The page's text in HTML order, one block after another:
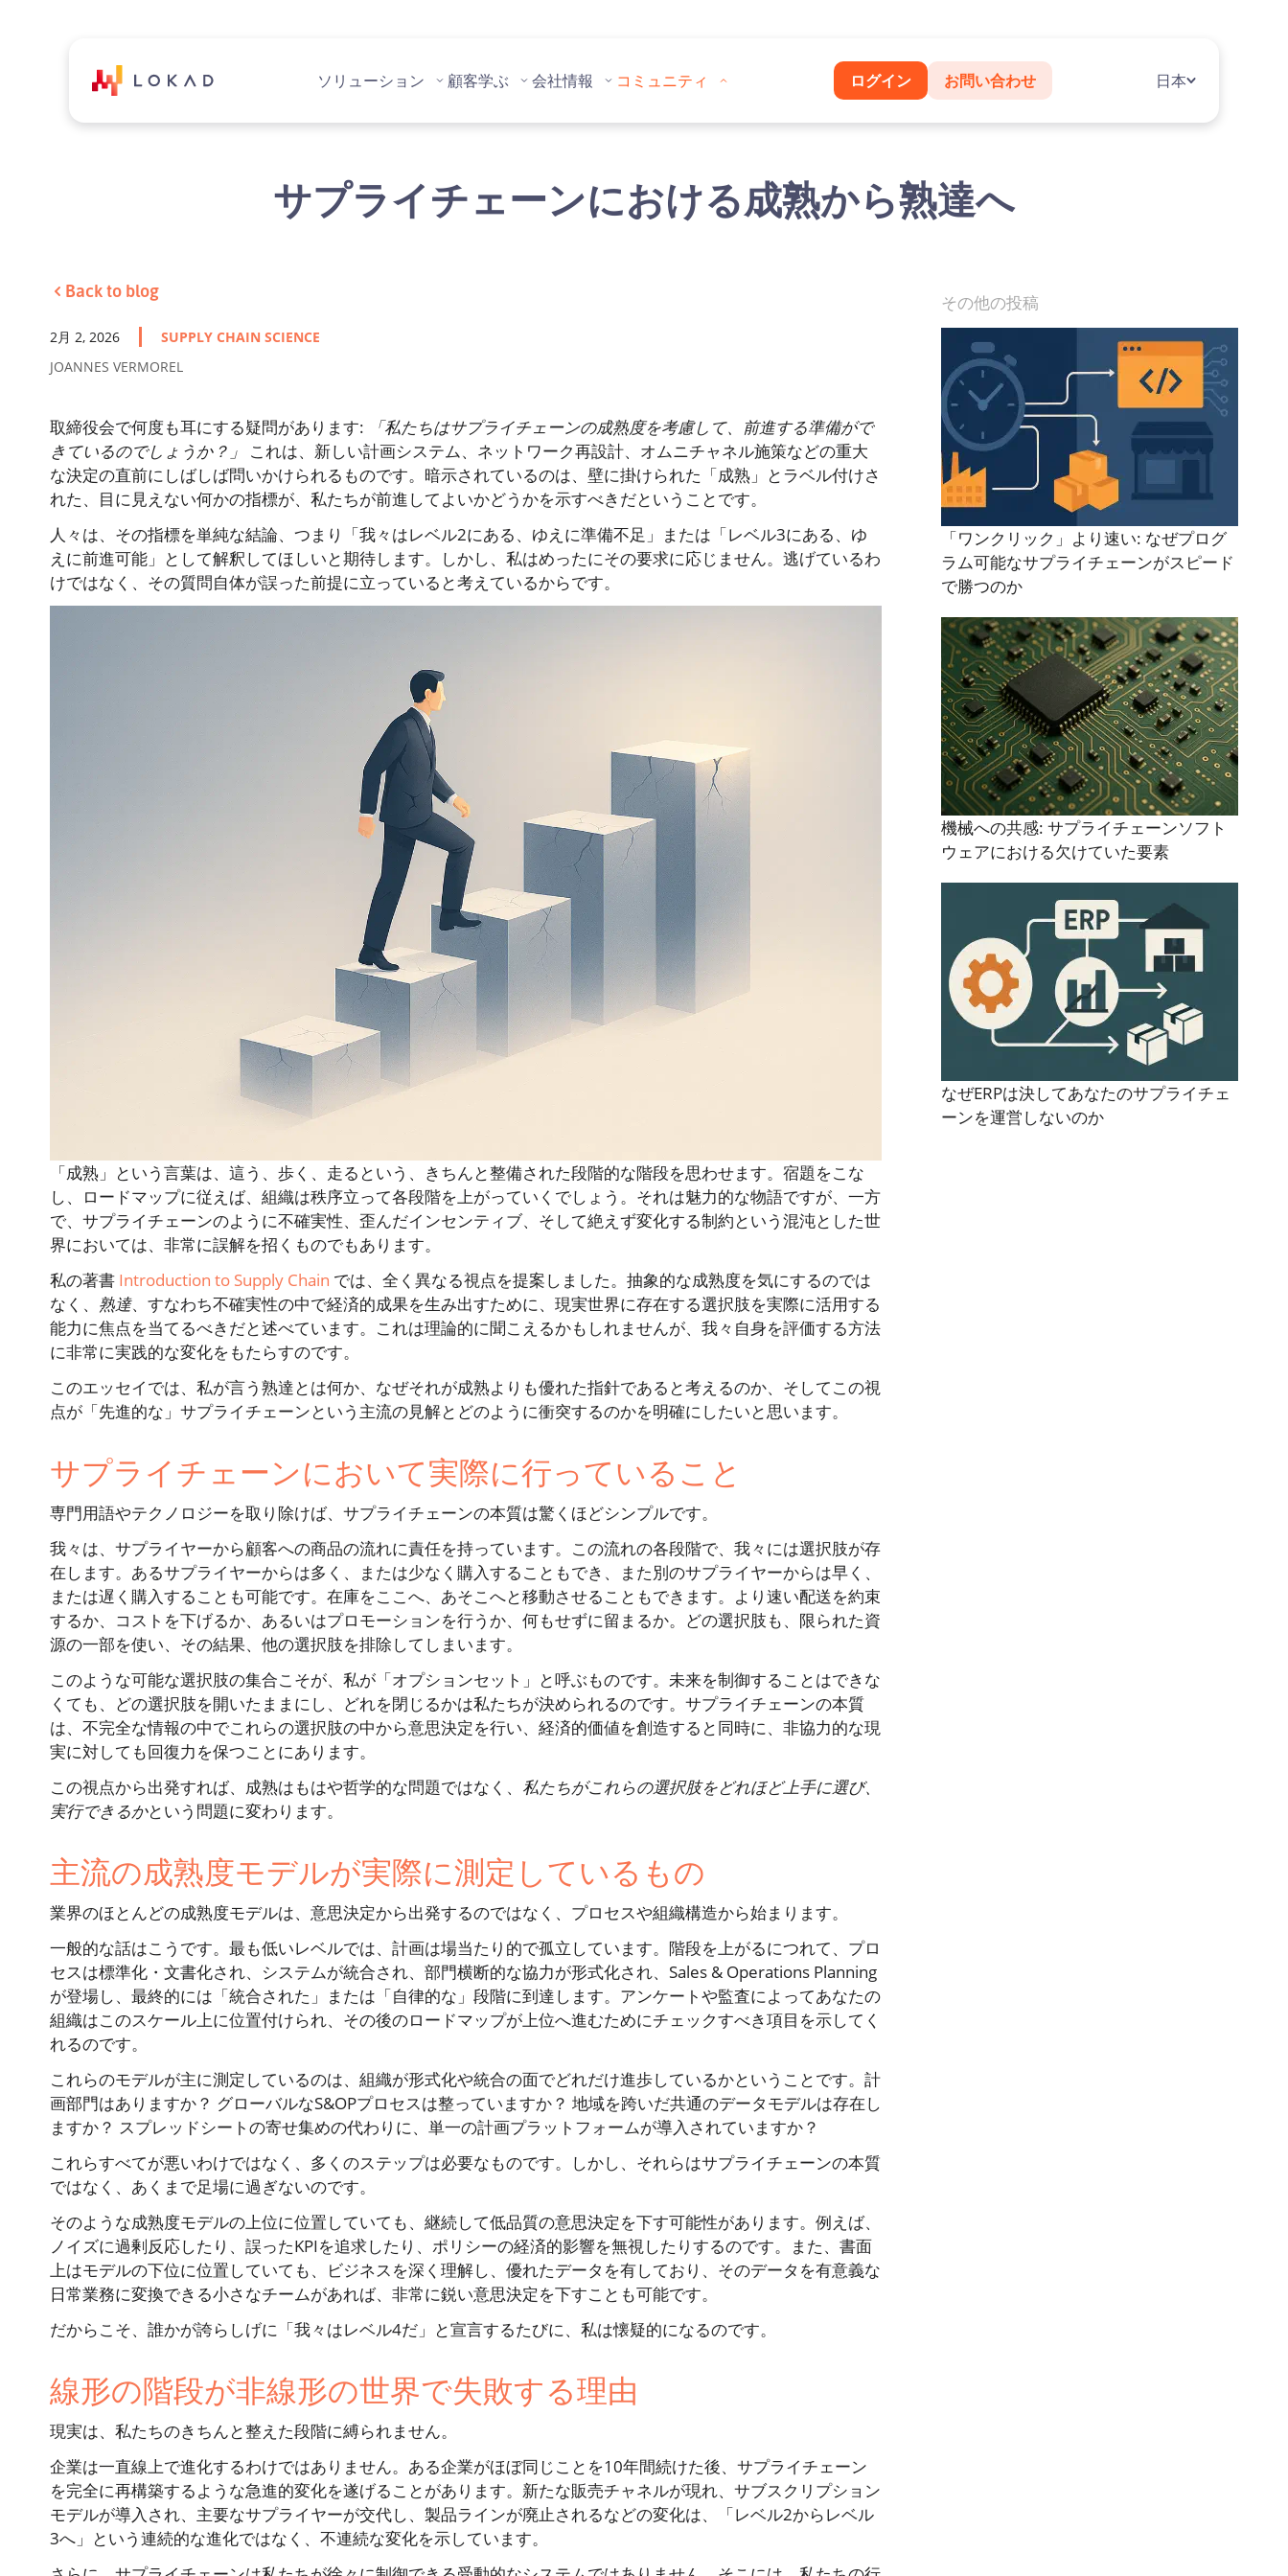
ソリューション 顧客学ぶ 会社情報 コミュニティ ログイン お問い合わせ 日本
サプライチェーンにおける成熟から熟達へ
Back to blog
2月 2, 2026
SUPPLY CHAIN SCIENCE
JOANNES VERMOREL
取締役会で何度も耳にする疑問があります:
「私たちはサプライチェーンの成熟度を考慮して、前進する準備がで
きているのでしょうか？」
これは、新しい計画システム、ネットワーク再設計、オムニチャネル施策などの重大
な決定の直前にしばしば問いかけられるものです。暗示されているのは、壁に掛けられた「成熟」とラベル付けさ
れた、目に見えない何かの指標が、私たちが前進してよいかどうかを示すべきだということです。
人々は、その指標を単純な結論、つまり「我々はレベル2にある、ゆえに準備不足」または「レベル3にある、ゆ
えに前進可能」として解釈してほしいと期待します。しかし、私はめったにその要求に応じません。逃げているわ
けではなく、その質問自体が誤った前提に立っていると考えているからです。
「成熟」という言葉は、這う、歩く、走るという、きちんと整備された段階的な階段を思わせます。宿題をこな
し、ロードマップに従えば、組織は秩序立って各段階を上がっていくでしょう。それは魅力的な物語ですが、一方
で、サプライチェーンのように不確実性、歪んだインセンティブ、そして絶えず変化する制約という混沌とした世
界においては、非常に誤解を招くものでもあります。
私の著書 Introduction to Supply Chain では、全く異なる視点を提案しました。抽象的な成熟度を気にするのでは
なく、 熟達、すなわち不確実性の中で経済的成果を生み出すために、現実世界に存在する選択肢を実際に活用する
能力に焦点を当てるべきだと述べています。これは理論的に聞こえるかもしれませんが、我々自身を評価する方法
に非常に実践的な変化をもたらすのです。
このエッセイでは、私が言う熟達とは何か、なぜそれが成熟よりも優れた指針であると考えるのか、そしてこの視
点が「先進的な」サプライチェーンという主流の見解とどのように衝突するのかを明確にしたいと思います。
サプライチェーンにおいて実際に行っていること
専門用語やテクノロジーを取り除けば、サプライチェーンの本質は驚くほどシンプルです。
我々は、サプライヤーから顧客への商品の流れに責任を持っています。この流れの各段階で、我々には選択肢が存
在します。あるサプライヤーからは多く、または少なく購入することもでき、また別のサプライヤーからは早く、
または遅く購入することも可能です。在庫をここへ、あそこへと移動させることもできます。より速い配送を約束
するか、コストを下げるか、あるいはプロモーションを行うか、何もせずに留まるか。どの選択肢も、限られた資
源の一部を使い、その結果、他の選択肢を排除してしまいます。
このような可能な選択肢の集合こそが、私が「オプションセット」と呼ぶものです。未来を制御することはできな
くても、どの選択肢を開いたままにし、どれを閉じるかは私たちが決められるのです。サプライチェーンの本質
は、不完全な情報の中でこれらの選択肢の中から意思決定を行い、経済的価値を創造すると同時に、非協力的な現
実に対しても回復力を保つことにあります。
この視点から出発すれば、成熟はもはや哲学的な問題ではなく、 私たちがこれらの選択肢をどれほど上手に選び、
実行できるかという問題に変わります。
主流の成熟度モデルが実際に測定しているもの
業界のほとんどの成熟度モデルは、意思決定から出発するのではなく、プロセスや組織構造から始まります。
一般的な話はこうです。最も低いレベルでは、計画は場当たり的で孤立しています。階段を上がるにつれて、プロ
セスは標準化・文書化され、システムが統合され、部門横断的な協力が形式化され、Sales & Operations Planning
が登場し、最終的には「統合された」または「自律的な」段階に到達します。アンケートや監査によってあなたの
組織はこのスケール上に位置付けられ、その後のロードマップが上位へ進むためにチェックすべき項目を示してく
れるのです。
これらのモデルが主に測定しているのは、組織が形式化や統合の面でどれだけ進歩しているかということです。計
画部門はありますか？ グローバルなS&OPプロセスは整っていますか？ 地域を跨いだ共通のデータモデルは存在し
ますか？ スプレッドシートの寄せ集めの代わりに、単一の計画プラットフォームが導入されていますか？
これらすべてが悪いわけではなく、多くのステップは必要なものです。しかし、それらはサプライチェーンの本質
ではなく、あくまで足場に過ぎないのです。
そのような成熟度モデルの上位に位置していても、継続して低品質の意思決定を下す可能性があります。例えば、
ノイズに過剰反応したり、誤ったKPIを追求したり、ポリシーの経済的影響を無視したりするのです。また、書面
上はモデルの下位に位置していても、ビジネスを深く理解し、優れたデータを有しており、そのデータを有意義な
日常業務に変換できる小さなチームがあれば、非常に鋭い意思決定を下すことも可能です。
だからこそ、誰かが誇らしげに「我々はレベル4だ」と宣言するたびに、私は懐疑的になるのです。
線形の階段が非線形の世界で失敗する理由
現実は、私たちのきちんと整えた段階に縛られません。
企業は一直線上で進化するわけではありません。ある企業がほぼ同じことを10年間続けた後、サプライチェーン
を完全に再構築するような急進的変化を遂げることがあります。新たな販売チャネルが現れ、サブスクリプション
モデルが導入され、主要なサプライヤーが交代し、製品ラインが廃止されるなどの変化は、「レベル2からレベル
3へ」という連続的な進化ではなく、不連続な変化を示しています。
その他の投稿
「ワンクリック」より速い: なぜプログ
ラム可能なサプライチェーンがスピード
で勝つのか
機械への共感: サプライチェーンソフト
ウェアにおける欠けていた要素
なぜERPは決してあなたのサプライチェ
ーンを運営しないのか